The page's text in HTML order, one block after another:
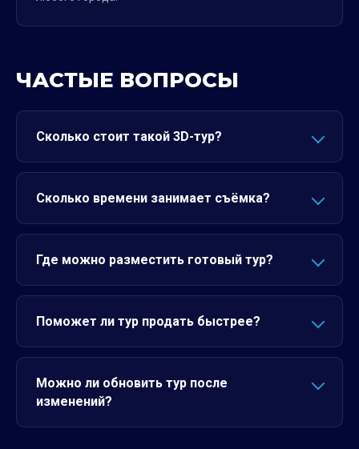
ЧАСТЫЕ ВОПРОСЫ
Сколько стоит такой 3D-тур?
Сколько времени занимает съёмка?
Где можно разместить готовый тур?
Поможет ли тур продать быстрее?
Можно ли обновить тур после
изменений?